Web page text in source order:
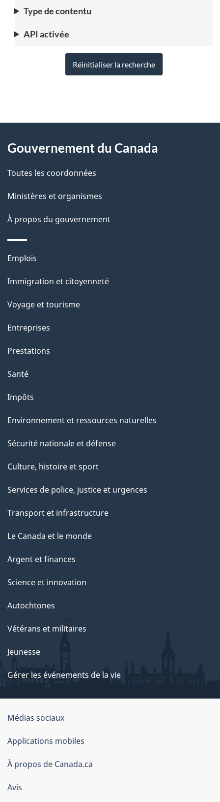
Type de contentu
API activée
Réinitialiser la recherche
D
t
a
l
s
l
a
a
g
"
propos
ce
site
Gouvernement du Canada
Toutes les coordonnées
Ministères et organismes
À propos du gouvernement
Thèmes
sujets
Emplois
Immigration et citoyenneté
Voyage et tourisme
Entreprises
Prestations
Santé
Impôts
Environnement et ressources naturelles
Sécurité nationale et défense
Culture, histoire et sport
Services de police, justice et urgences
Transport et infrastructure
Le Canada et le monde
Argent et finances
Science et innovation
Autochtones
Vétérans et militaires
Jeunesse
Gérer les événements de la vie
Organisation
du
gouvernement
du
Canada
Médias sociaux
Applications mobiles
À propos de Canada.ca
Avis